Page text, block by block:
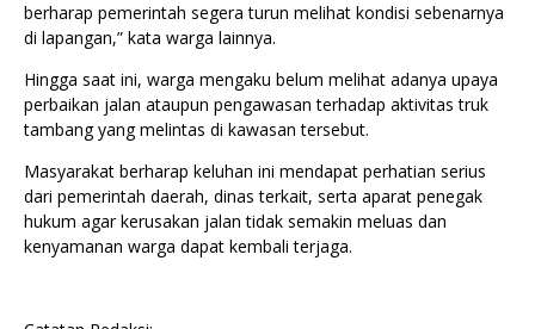
berharap pemerintah segera turun melihat kondisi sebenarnya
di lapangan,” kata warga lainnya.
Hingga saat ini, warga mengaku belum melihat adanya upaya
perbaikan jalan ataupun pengawasan terhadap aktivitas truk
tambang yang melintas di kawasan tersebut.
Masyarakat berharap keluhan ini mendapat perhatian serius
dari pemerintah daerah, dinas terkait, serta aparat penegak
hukum agar kerusakan jalan tidak semakin meluas dan
kenyamanan warga dapat kembali terjaga.